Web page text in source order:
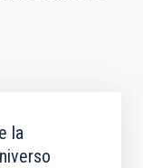
la